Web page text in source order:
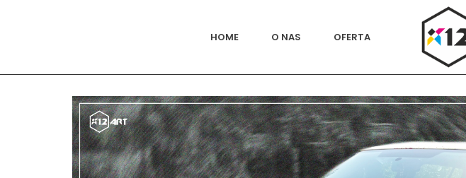
HOME O NAS OFERTA